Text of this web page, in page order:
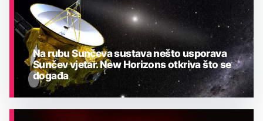
Na rubu Sunčeva sustava nešto usporava
Sunčev vjetar. New Horizons otkriva što se
događa